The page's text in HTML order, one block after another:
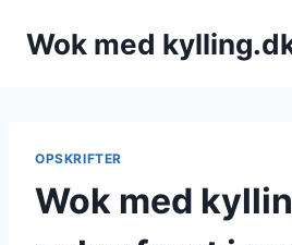
Wok med
OPSKRIFTER
Wok med